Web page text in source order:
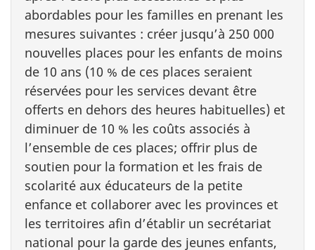
abordables pour les familles en prenant les
mesures suivantes : créer jusqu’à 250 000
nouvelles places pour les enfants de moins
de 10 ans (10 % de ces places seraient
réservées pour les services devant être
offerts en dehors des heures habituelles) et
diminuer de 10 % les coûts associés à
l’ensemble de ces places; offrir plus de
soutien pour la formation et les frais de
scolarité aux éducateurs de la petite
enfance et collaborer avec les provinces et
les territoires afin d’établir un secrétariat
national pour la garde des jeunes enfants,